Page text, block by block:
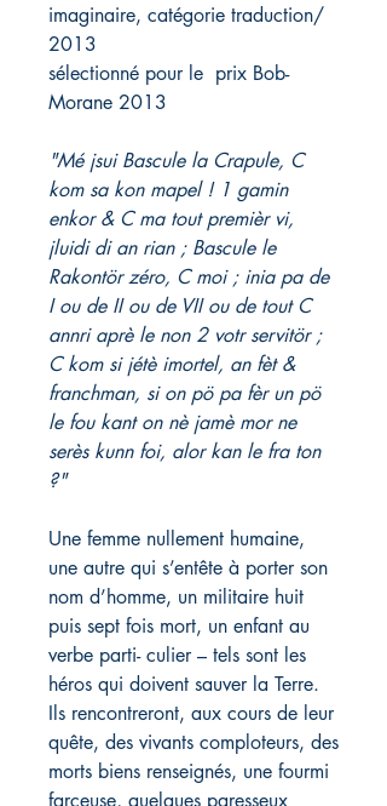
imaginaire, catégorie traduction/
2013
sélectionné pour le prix Bob-
Morane 2013
"Mé jsui Bascule la Crapule, C
kom sa kon mapel ! 1 gamin
enkor & C ma tout premièr vi,
jluidi di an rian ; Bascule le
Rakontör zéro, C moi ; inia pa de
I ou de II ou de VII ou de tout C
annri aprè le non 2 votr servitör ;
C kom si jétè imortel, an fèt &
franchman, si on pö pa fèr un pö
le fou kant on nè jamè mor ne
serès kunn foi, alor kan le fra ton
?"
Une femme nullement humaine,
une autre qui s’entête à porter son
nom d’homme, un militaire huit
puis sept fois mort, un enfant au
verbe parti- culier – tels sont les
héros qui doivent sauver la Terre.
Ils rencontreront, aux cours de leur
quête, des vivants comploteurs, des
morts biens renseignés, une fourmi
farceuse, quelques paresseux